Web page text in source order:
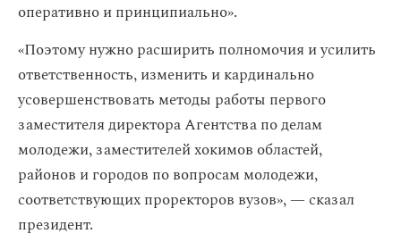
оперативно и принципиально».
«Поэтому нужно расширить полномочия и усилить
ответственность, изменить и кардинально
усовершенствовать методы работы первого
заместителя директора Агентства по делам
молодежи, заместителей хокимов областей,
районов и городов по вопросам молодежи,
соответствующих проректоров вузов», — сказал
президент.